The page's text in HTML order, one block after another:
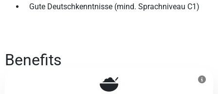
Gute Deutschkenntnisse (mind. Sprachniveau C1)
Benefits